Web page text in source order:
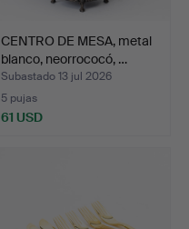
CENTRO DE MESA, metal
blanco, neorrococó, …
Subastado 13 jul 2026
5 pujas
61 USD